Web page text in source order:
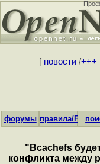
[ новости/+++
форумы правила/FAQ
"Bcachefs
конфликта между